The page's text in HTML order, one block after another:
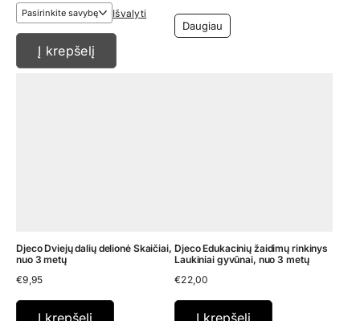
Išvalyti
Į krepšelį
Daugiau
Djeco Dviejų dalių delionė Skaičiai,
nuo 3 metų
€9,95
Į krepšelį
Djeco Edukacinių žaidimų rinkinys
Laukiniai gyvūnai, nuo 3 metų
€22,00
Į krepšelį